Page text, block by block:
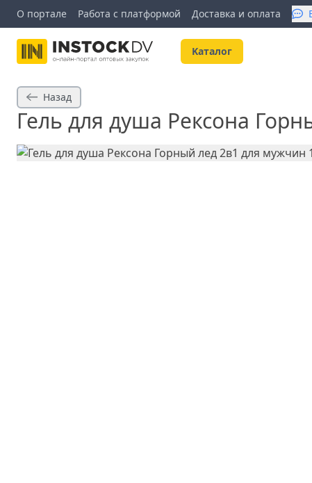
О портале Работа с платформой Доставка и оплата
Kаталог
Назад
Гель для душа Рексона